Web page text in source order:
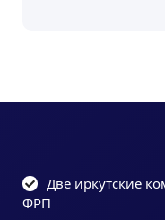
Две иркутские
ФРП